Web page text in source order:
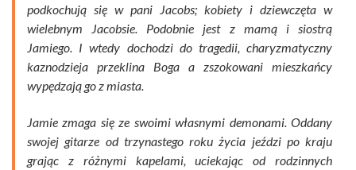
podkochują się w pani Jacobs; kobiety i dziewczęta w
wielebnym Jacobsie. Podobnie jest z mamą i siostrą
Jamiego. I wtedy dochodzi do tragedii, charyzmatyczny
kaznodzieja przeklina Boga a zszokowani mieszkańcy
wypędzają go z miasta.
Jamie zmaga się ze swoimi własnymi demonami. Oddany
swojej gitarze od trzynastego roku życia jeździ po kraju
grając z różnymi kapelami, uciekając od rodzinnych